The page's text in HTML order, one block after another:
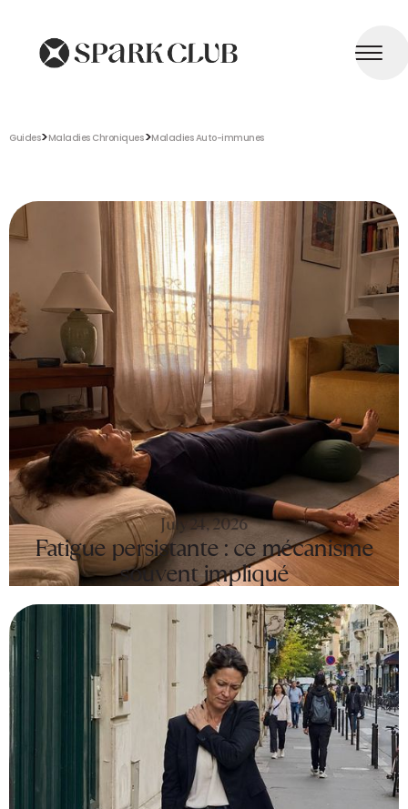
Guides>Maladies Chroniques>Maladies Auto-immunes
July 24, 2026
Fatigue persistante : ce mécanisme
souvent impliqué